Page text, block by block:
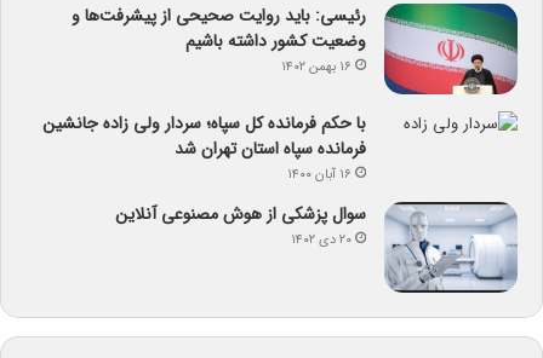
رئیسی: باید روایت صحیحی از پیشرفت‌ها و
وضعیت کشور داشته باشیم
۱۶ بهمن ۱۴۰۲
با حکم فرمانده کل سپاه؛ سردار ولی زاده جانشین
فرمانده سپاه استان تهران شد
۱۶ آبان ۱۴۰۰
سوال پزشکی از هوش مصنوعی آنلاین
۲۰ دی ۱۴۰۲